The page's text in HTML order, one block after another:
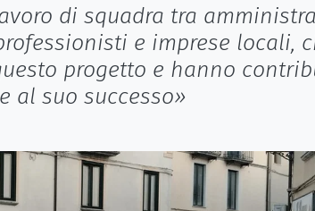
di squadra tra
e imprese locali,
progetto e hanno
al suo successo»